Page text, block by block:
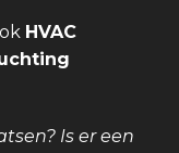
HVAC
Is er een